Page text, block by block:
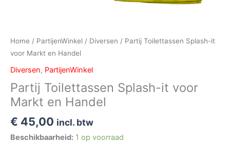
Home / PartijenWinkel / Diversen / Partij Toilettassen Splash-it
voor Markt en Handel
Diversen, PartijenWinkel
Partij Toilettassen Splash-it voor
Markt en Handel
€ 45,00 incl. btw
Beschikbaarheid: 1 op voorraad